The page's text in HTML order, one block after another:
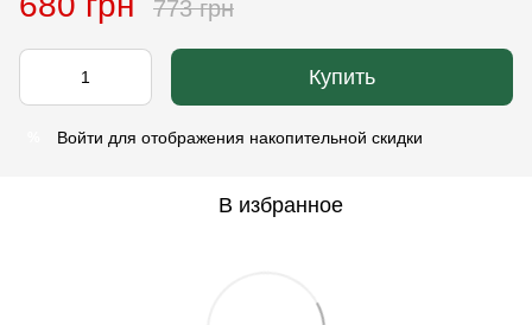
773 грн
Купить
Войти для отображения накопительной скидки
В избранное